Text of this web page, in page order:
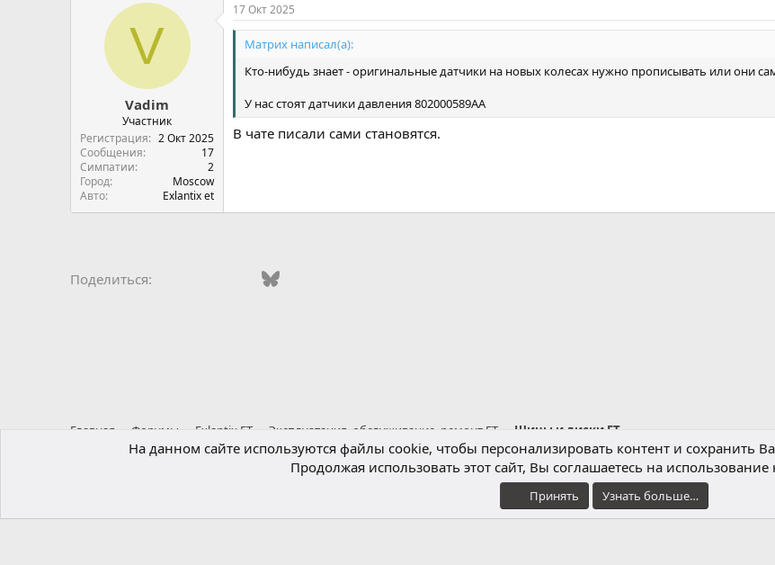
V
Vadim
Участник
Регистрация
2 Окт 2025
Сообщения
17
Симпатии
2
Город
Moscow
Авто
Exlantix et
17 Окт 2025
Матрих написал(а):
Кто-нибудь знает - оригинальные датчики на новых колесах нужно прописывать или они
У нас стоят датчики давления 802000589AA
В чате писали сами становятся.
Поделиться: Odnoklassniki
Mail.ruBluesky
Главная Форумы Exlantix ET Эксплуатация, обслуживание, ремонт ET Шины и диски ET
Обратная связь Условия и
На данном сайте используются файлы cookie, чтобы персонализировать контент и сохранить
Продолжая использовать этот сайт, Вы соглашаетесь на
Принять Узнать больше…